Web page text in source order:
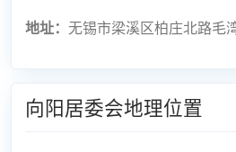
地址： 无锡市梁溪区柏庄北路毛
向阳居委会地理位置